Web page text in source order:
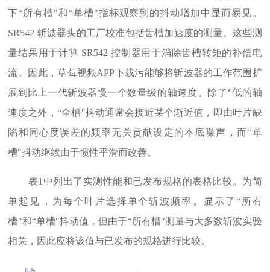
下“所有槽"和“单槽"指标观察到的抖动增加中显而易见。
SR542 斩波器头的工厂校准包括齿槽加速度的测量。这些测
量结果用于计算 SR542 控制器用于消除齿槽转矩的补偿电
流。因此，草莓视频APP下载污能够将斩波器的工作范围扩
展到比上一代斩波器慢一个数量级的轴速度。除了*低的轴
速度之外，“全槽"抖动通常会接近某个渐近值，即由叶片缺
陷和同心度误差的频率无关贡献设定的本底噪声，而“单
槽"抖动继续由于惯性平滑而改善。
表1中列出了实测性能和已发布规格的表格比较。为简
单起见，为每个叶片选择单个斩波频率。显示了“所有
槽"和“单槽"抖动值，但由于“所有槽"测量与大多数斩波实验
相关，因此应将该值与已发布的规格进行比较。